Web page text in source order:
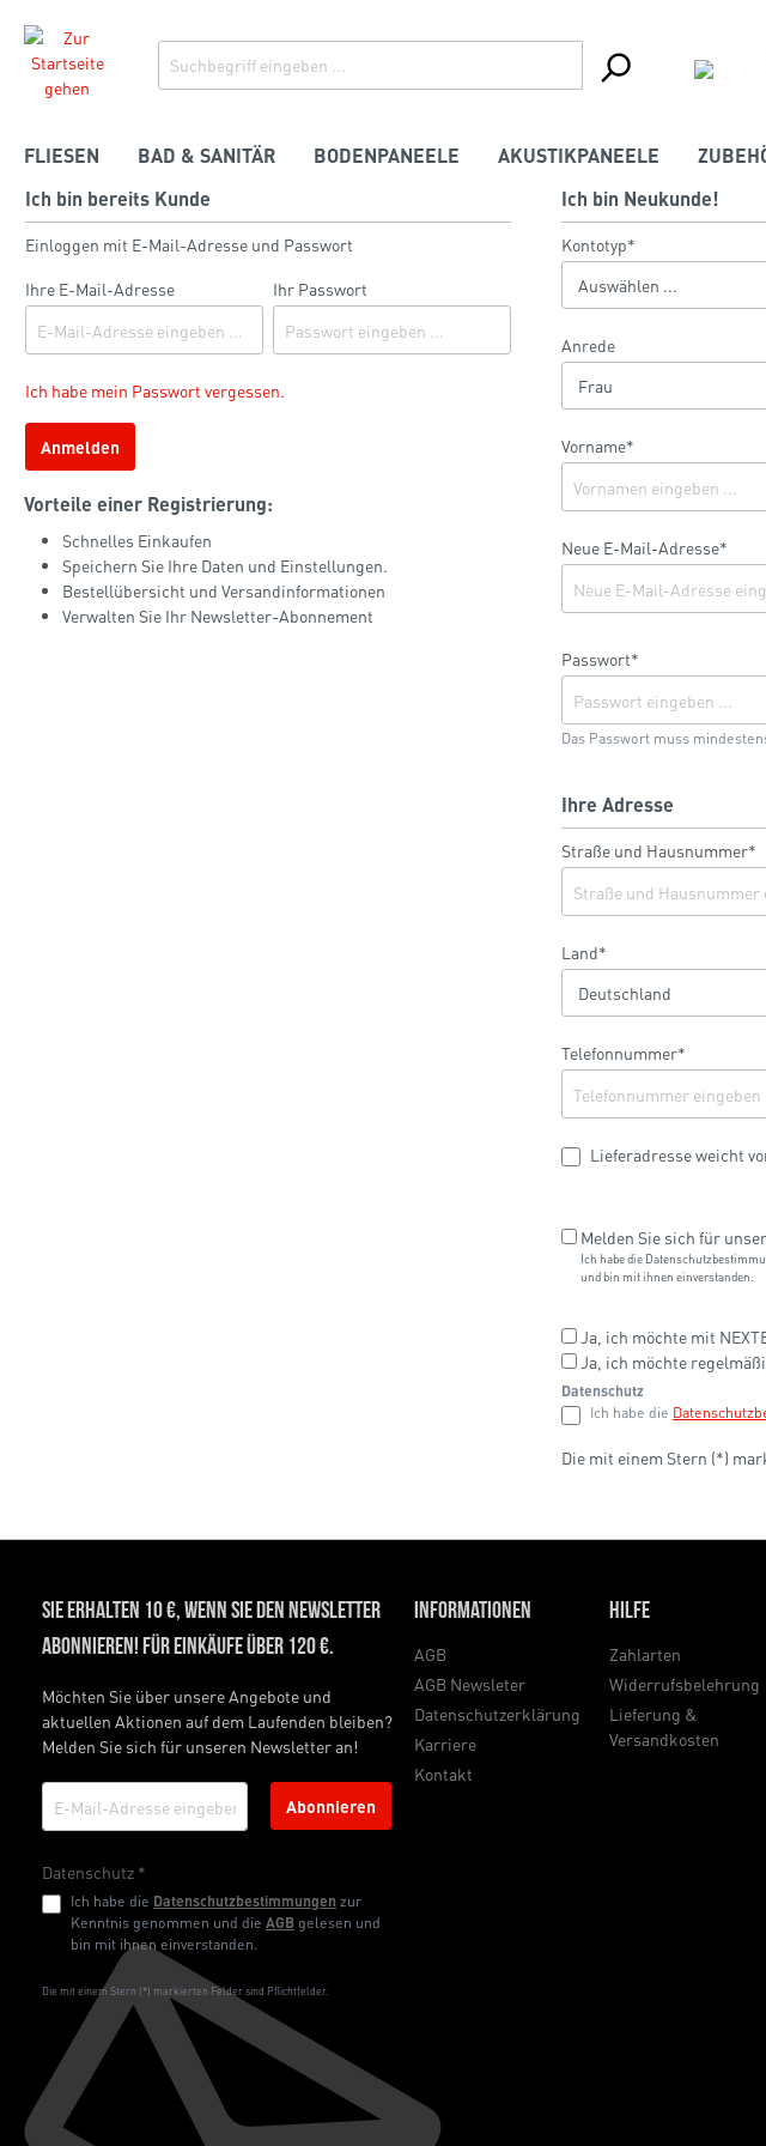
FLIESEN BAD & SANITÄR BODENPANEELE AKUSTIKPANEELE
Ich bin bereits Kunde
Einloggen mit E-Mail-Adresse und Passwort
Ihre E-Mail-Adresse Ihr Passwort
Ich habe mein Passwort vergessen.
Anmelden
Vorteile einer Registrierung:
Schnelles Einkaufen
Speichern Sie Ihre Daten und Einstellungen.
Bestellübersicht und Versandinformationen
Verwalten Sie Ihr Newsletter-Abonnement
Ich bin Neukunde!
Kontotyp*
Anrede
Vorname*
Neue E-Mail-Adresse*
Passwort*
Das Passwort muss
Ihre Adresse
Straße und Hausnummer*
Land*
Telefonnummer*
Lieferadresse weicht
Melden Sie sich für
Ich habe die
und bin mit ihnen einverstanden.
Ja, ich möchte mit
Ja, ich möchte
Datenschutz
Ich habe die
Die mit einem Stern (*)
Sie erhalten 10 €, wenn Sie den Newsletter
abonnieren! Für Einkäufe über 120 €.
Möchten Sie über unsere Angebote und
aktuellen Aktionen auf dem Laufenden bleiben?
Melden Sie sich für unseren Newsletter an!
Abonnieren
Datenschutz *
Ich habe die Datenschutzbestimmungen zur
Kenntnis genommen und die AGBgelesen und
bin mit ihnen einverstanden.
Die mit einem Stern (*) markierten Felder sind Pflichtfelder.
Informationen
AGB
AGB Newsleter
Datenschutzerklärung
Karriere
Kontakt
Hilfe
Zahlarten
Widerrufsbelehrung
Lieferung &
Versandkosten